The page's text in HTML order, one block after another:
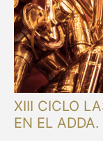
XIII CICLO
EN EL